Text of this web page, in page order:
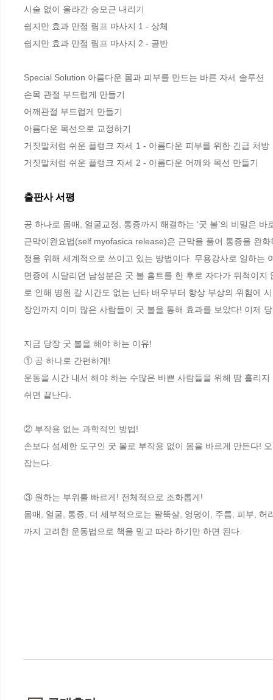
시술 없이 올라간 승모근 내리기
쉽지만 효과 만점 림프 마사지 1 - 상체
쉽지만 효과 만점 림프 마사지 2 - 골반
Special Solution 아름다운 몸과 피부를 만드는 바른 자세 솔루션
손목 관절 부드럽게 만들기
어깨관절 부드럽게 만들기
아름다운 목선으로 교정하기
거짓말처럼 쉬운 플랭크 자세 1 - 아름다운 피부를 위한 긴급 처방
거짓말처럼 쉬운 플랭크 자세 2 - 아름다운 어깨와 목선 만들기
출판사 서평
공 하나로 몸매, 얼굴교정, 통증까지 해결하는 ‘굿 볼’의 비밀은 바
근막이완요법(self myofasica release)은 근막을 풀어 통증을 완
정을 위해 세계적으로 쓰이고 있는 방법이다. 무용강사로 일하는
면증에 시달리던 남성분은 굿 볼 홈트를 한 후로 자다가 뒤척이
로 인해 병원 갈 시간도 없는 난타 배우부터 항상 부상의 위험에
장인까지 이미 많은 사람들이 굿 볼을 통해 효과를 보았다! 이제
지금 당장 굿 볼을 해야 하는 이유!
① 공 하나로 간편하게!
운동을 시간 내서 해야 하는 수많은 바쁜 사람들을 위해 땀 흘리
쉬면 끝난다.
② 부작용 없는 과학적인 방법!
손보다 섬세한 도구인 굿 볼로 부작용 없이 몸을 바르게 만든다!
잡는다.
③ 원하는 부위를 빠르게! 전체적으로 조화롭게!
몸매, 얼굴, 통증, 더 세부적으로는 팔뚝살, 엉덩이, 주름, 피부,
까지 고려한 운동법으로 책을 믿고 따라 하기만 하면 된다.